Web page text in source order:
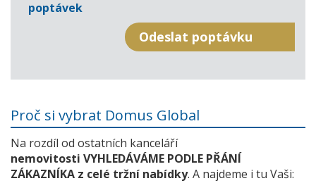
poptávek
Proč si vybrat Domus Global
Na rozdíl od ostatních kanceláří
nemovitosti VYHLEDÁVÁME PODLE PŘÁNÍ
ZÁKAZNÍKA z celé tržní nabídky. A najdeme i tu Vaši: